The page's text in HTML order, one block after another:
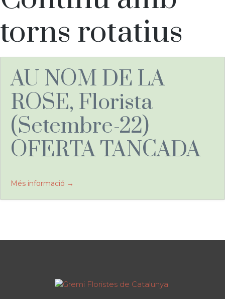
torns rotatius
AU NOM DE LA
ROSE, Florista
(Setembre-22)
OFERTA TANCADA
Més informació